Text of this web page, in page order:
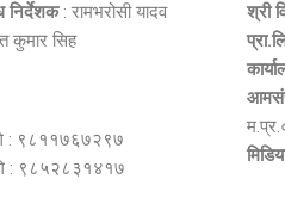
निर्देशक: रामभरोसी यादव
कुमार सिह
: ९८११७६७२९७
: ९८५२८३१४१७
श्री